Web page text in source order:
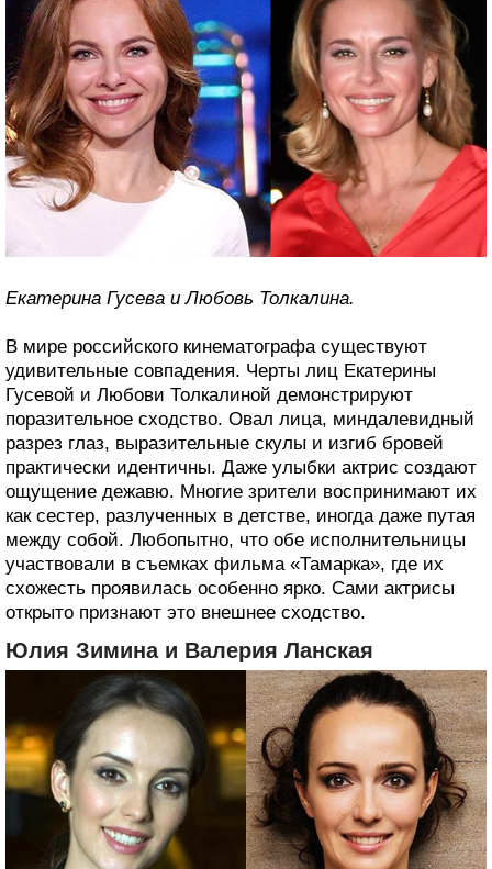
Екатерина Гусева и Любовь Толкалина.
В мире российского кинематографа существуют
удивительные совпадения. Черты лиц Екатерины
Гусевой и Любови Толкалиной демонстрируют
поразительное сходство. Овал лица, миндалевидный
разрез глаз, выразительные скулы и изгиб бровей
практически идентичны. Даже улыбки актрис создают
ощущение дежавю. Многие зрители воспринимают их
как сестер, разлученных в детстве, иногда даже путая
между собой. Любопытно, что обе исполнительницы
участвовали в съемках фильма «Тамарка», где их
схожесть проявилась особенно ярко. Сами актрисы
открыто признают это внешнее сходство.
Юлия Зимина и Валерия Ланская